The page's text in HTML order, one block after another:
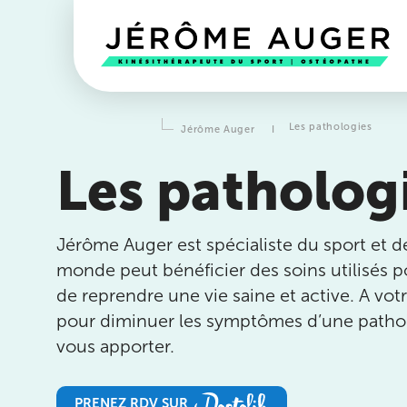
Jérôme Auger I Les pathologies
Les
Jérôme Auger est spécialiste du sport et
monde peut bénéficier des soins utilisés
de reprendre une vie saine et active. A
pour diminuer les symptômes d’une
vous apporter.
PRENEZ RDV SUR
Prendre rendez-vous
équipesde Jérôme Auger